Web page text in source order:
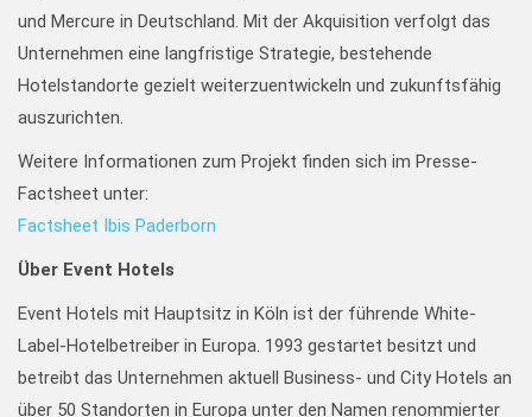
und Mercure in Deutschland. Mit der Akquisition verfolgt das
Unternehmen eine langfristige Strategie, bestehende
Hotelstandorte gezielt weiterzuentwickeln und zukunftsfähig
auszurichten.
Weitere Informationen zum Projekt finden sich im Presse-
Factsheet unter:
Factsheet Ibis Paderborn
Über Event Hotels
Event Hotels mit Hauptsitz in Köln ist der führende White-
Label-Hotelbetreiber in Europa. 1993 gestartet besitzt und
betreibt das Unternehmen aktuell Business- und City Hotels an
über 50 Standorten in Europa unter den Namen renommierter